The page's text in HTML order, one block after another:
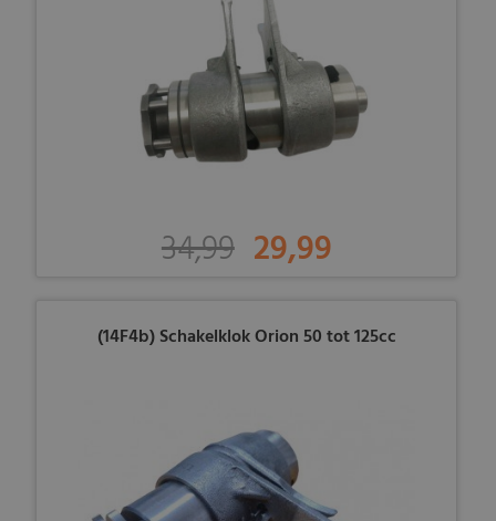
34,99 29,99
(14F4b) Schakelklok Orion 50 tot 125cc